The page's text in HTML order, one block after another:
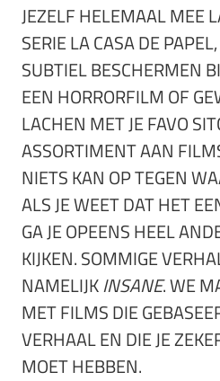
JEZELF HELEMAAL MEE
SERIE LA CASA DE
SUBTIEL BESCHERMEN
EEN HORRORFILM OF
LACHEN MET JE FAVO
ASSORTIMENT AAN
NIETS KAN OP TEGEN
ALS JE WEET DAT HET
GA JE OPEENS HEEL
KIJKEN. SOMMIGE
NAMELIJKINSANE. WE
MET FILMS DIE
VERHAAL EN DIE JE
MOET HEBBEN.